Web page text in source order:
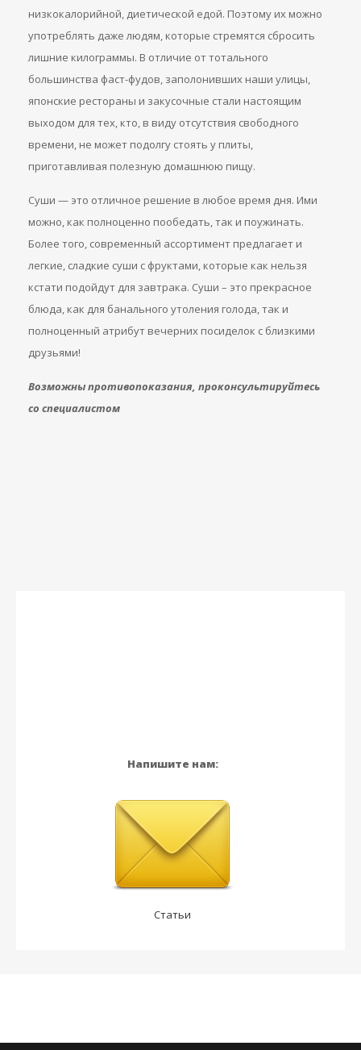
низкокалорийной, диетической едой. Поэтому их можно
употреблять даже людям, которые стремятся сбросить
лишние килограммы. В отличие от тотального
большинства фаст-фудов, заполонивших наши улицы,
японские рестораны и закусочные стали настоящим
выходом для тех, кто, в виду отсутствия свободного
времени, не может подолгу стоять у плиты,
приготавливая полезную домашнюю пищу.
Суши — это отличное решение в любое время дня. Ими
можно, как полноценно пообедать, так и поужинать.
Более того, современный ассортимент предлагает и
легкие, сладкие суши с фруктами, которые как нельзя
кстати подойдут для завтрака. Суши – это прекрасное
блюда, как для банального утоления голода, так и
полноценный атрибут вечерних посиделок с близкими
друзьями!
Возможны противопоказания, проконсультируйтесь
со специалистом
Напишите нам:
Статьи